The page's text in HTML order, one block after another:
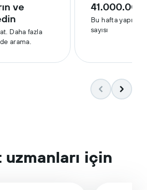
ve
Daha fazla
arama.
Bu hafta yapılan
sayısı
uzmanları için